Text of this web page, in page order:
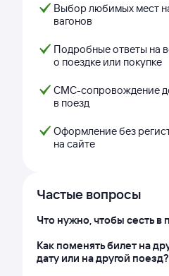
Выбор любимых мест
вагонов
Подробные ответы на
о поездке или покупке
СМС-сопровождение
в поезд
Оформление без
на сайте
Частые вопросы
Что нужно, чтобы сесть в
Как поменять билет на
дату или на другой поезд?